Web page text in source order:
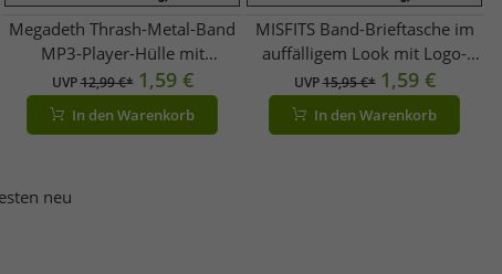
Megadeth Thrash-Metal-Band
MP3-Player-Hülle mit
Klettverschluss iPod-Player
11x7x1,5 cm MP3-Schutz
Schwarz
UVP12,99 €* 1,59 €
In den Warenkorb
MISFITS Band-Brieftasche im
auffälligem Look mit Logo-
Schriftzug GW108457MIS
Silber
UVP15,95 €* 1,59 €
In den Warenkorb
neu